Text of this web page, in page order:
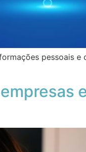
pessoais e